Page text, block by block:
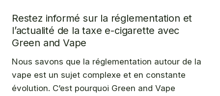
Restez informé sur la réglementation et
l’actualité de la taxe e-cigarette avec
Green and Vape
Nous savons que la réglementation autour de la
vape est un sujet complexe et en constante
évolution. C’est pourquoi Green and Vape